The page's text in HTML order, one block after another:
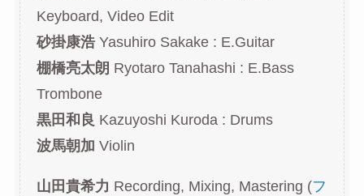
Keyboard, Video Edit
砂掛康浩Yasuhiro Sakake : E.Guitar
棚橋亮太朗 Ryotaro Tanahashi : E.Bass
Trombone
黒田和良 Kazuyoshi Kuroda : Drums
波馬朝加 Violin
山田貴希力 Recording, Mixing, Mastering (フ